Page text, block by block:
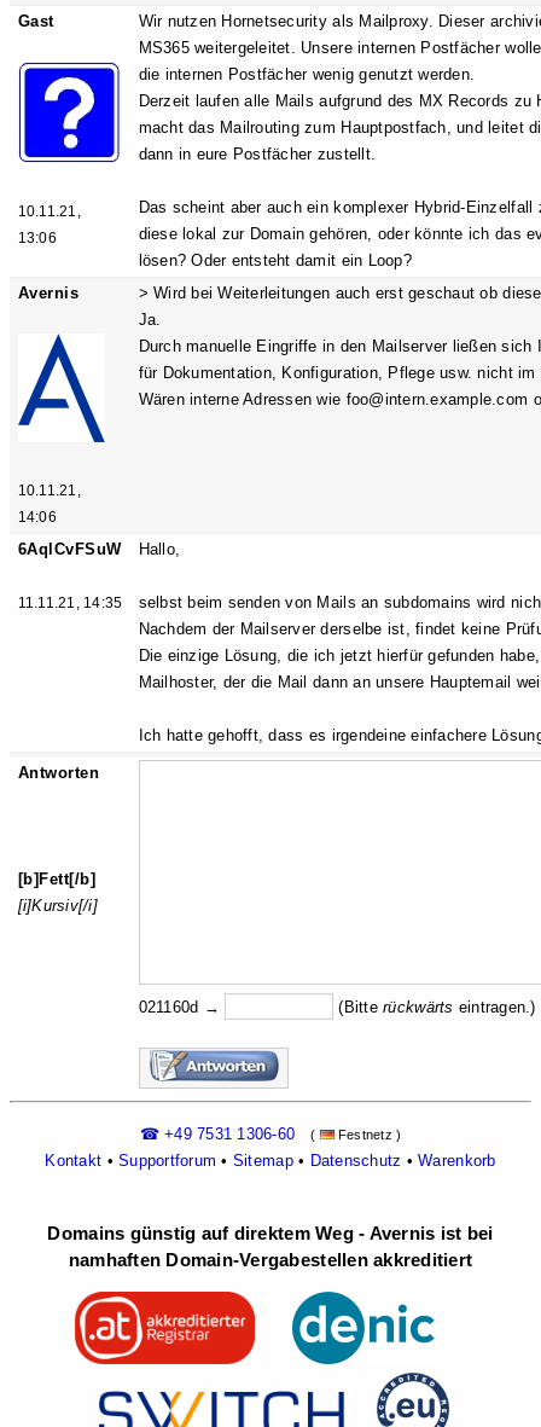
Gast
10.11.21,
13:06
Wir nutzen Hornetsecurity als Mailproxy. Dieser
MS365 weitergeleitet. Unsere internen Postfächer
die internen Postfächer wenig genutzt werden.
Derzeit laufen alle Mails aufgrund des MX Records
macht das Mailrouting zum Hauptpostfach, und leitet
dann in eure Postfächer zustellt.
Das scheint aber auch ein komplexer Hybrid-
diese lokal zur Domain gehören, oder könnte ich das
lösen? Oder entsteht damit ein Loop?
Avernis
10.11.21,
14:06
> Wird bei Weiterleitungen auch erst geschaut ob
Ja.
Durch manuelle Eingriffe in den Mailserver ließen
für Dokumentation, Konfiguration, Pflege usw. nicht im
Wären interne Adressen wie foo@intern.example.com
6AqlCvFSuW
11.11.21, 14:35
Hallo,
selbst beim senden von Mails an subdomains wird
Nachdem der Mailserver derselbe ist, findet keine
Die einzige Lösung, die ich jetzt hierfür gefunden
Mailhoster, der die Mail dann an unsere Hauptemail
Ich hatte gehofft, dass es irgendeine einfachere
Antworten
[b]Fett[/b]
[i]Kursiv[/i]
021160d → (Bitterückwärts eintragen.)
☎ +49 7531 1306-60 ( Festnetz )
Kontakt •Supportforum • Sitemap• Datenschutz •Warenkorb
Domains günstig auf direktem Weg - Avernis ist bei
namhaften Domain-Vergabestellen akkreditiert